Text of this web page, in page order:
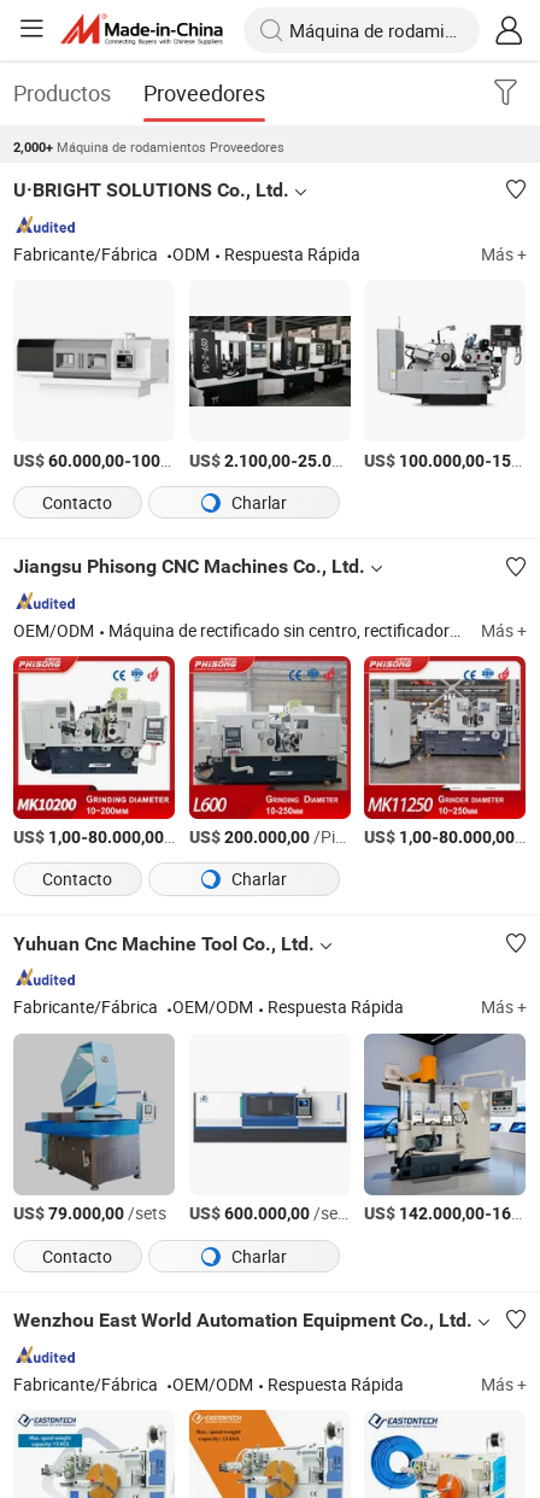
Productos Proveedores
2,000+ Máquina de rodamientos Proveedores
U·BRIGHT SOLUTIONS Co., Ltd.
Fabricante/Fábrica ODM Respuesta Rápida Más +
US$60.000,00-100.000,00 /Pieza
US$2.100,00-25.000,00 /Pieza
US$ 100.000,00-150.000,00
Contacto Charlar
Jiangsu Phisong CNC Machines Co., Ltd.
OEM/ODM Máquina de rectificado sin centro, rectificadora sin centro, rectificadora cilíndrica, máquina de rectificado cilíndrico, máquina de rectificado vertical, rectificadora vertical, máquina de rectificado cilíndrico externo, máquina de rectificado cilíndrico interno, máquina de rectificado de rodillos de rodamientos, máquina de rectificado de anillos de rodamientos Más +
US$ 1,00-80.000,00/Pieza
US$200.000,00/Pieza US$ 1,00-80.000,00/
Contacto
Charlar
Yuhuan Cnc Machine Tool Co., Ltd.
Fabricante/Fábrica OEM/ODM Respuesta Rápida Más +
US$79.000,00/sets US$600.000,00/sets US$ 142.000,00-165.000,00
Contacto Charlar
Wenzhou East World Automation Equipment Co., Ltd.
Fabricante/Fábrica OEM/ODM Respuesta Rápida Más +